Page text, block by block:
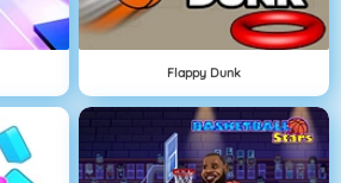
Flappy Dunk